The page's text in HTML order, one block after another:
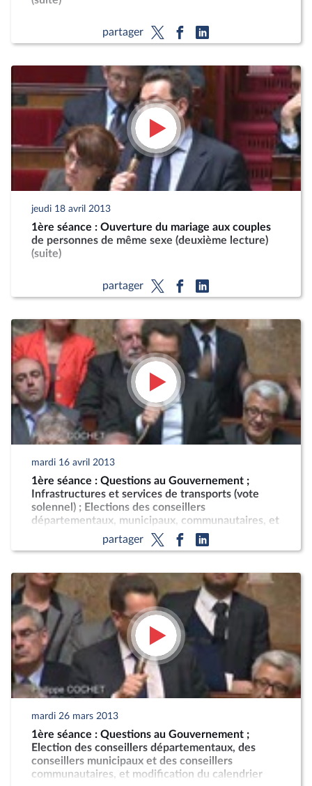
partager
jeudi 18 avril 2013
1ère séance : Ouverture du mariage aux couples
de personnes de même sexe (deuxième lecture)
(suite)
partager
mardi 16 avril 2013
1ère séance : Questions au Gouvernement ;
Infrastructures et services de transports (vote
solennel) ; Elections des conseillers
départementaux, municipaux, communautaires, et
modification du calendrier électoral (lecture
partager
mardi 26 mars 2013
1ère séance : Questions au Gouvernement ;
Election des conseillers départementaux, des
conseillers municipaux et des conseillers
communautaires, et modification du calendrier